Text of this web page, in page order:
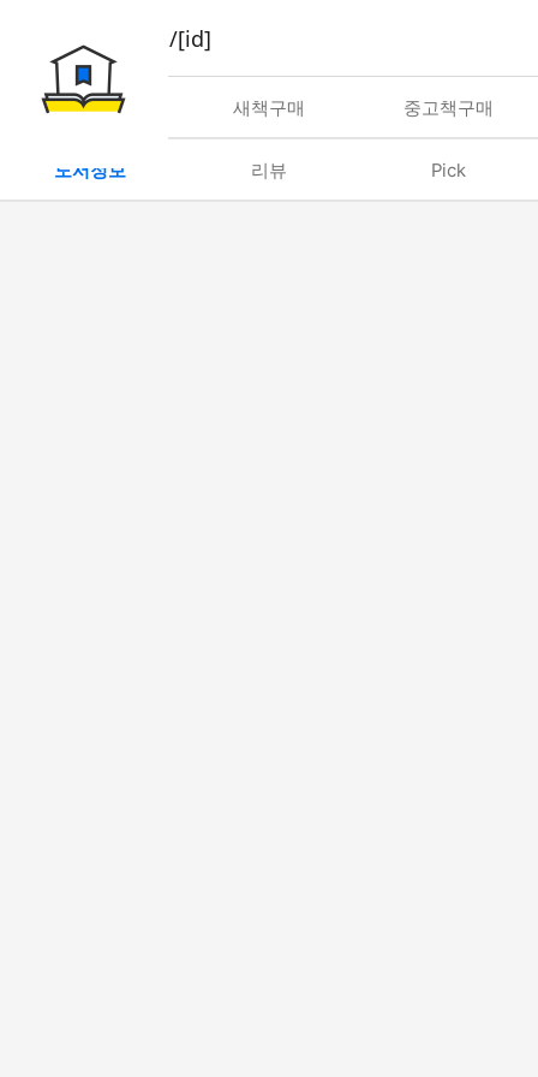
book/rent/[id]
대여 새책구매 중고책구매
도서정보 리뷰 Pick